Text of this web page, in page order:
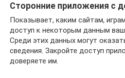
Сторонние приложения с
Показывает, каким сайтам,
доступ к некоторым данным
Среди этих данных могут
сведения. Закройте доступ
доверяете им.